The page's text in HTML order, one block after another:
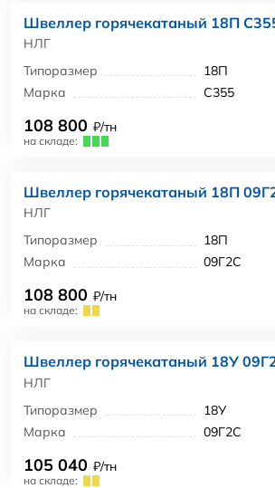
Швеллер горячекатаный 18П
НЛГ
Типоразмер
18П
Марка
С355
108 800 ₽/тн
на складе:
Швеллер горячекатаный 18П
НЛГ
Типоразмер
18П
Марка
09Г2С
108 800 ₽/тн
на складе:
Швеллер горячекатаный 18У
НЛГ
Типоразмер
18У
Марка
09Г2С
105 040 ₽/тн
на складе: